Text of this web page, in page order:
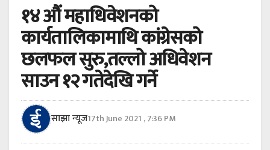
१४ औं महाधिवेशनको
कार्यतालिकामाथि कांग्रेसको
छलफल सुरु,तल्लो अधिवेशन
साउन १२ गतेदेखि गर्ने
साझा न्यूज17th June 2021 , 7:36 PM